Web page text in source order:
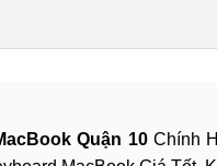
Quận 10Chính